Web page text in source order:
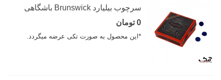
سرچوب بیلیارد Brunswick باشگاهی
0 تومان
*این محصول به صورت تکی عرضه میگردد.